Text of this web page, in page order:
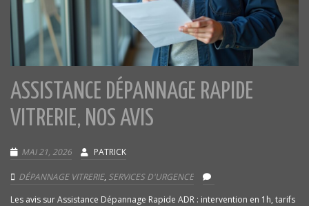
ASSISTANCE DÉPANNAGE RAPIDE
VITRERIE, NOS AVIS
MAI 21, 2026 PATRICK
DÉPANNAGE VITRERIE, SERVICES D'URGENCE
Les avis sur Assistance Dépannage Rapide ADR : intervention en 1h, tarifs